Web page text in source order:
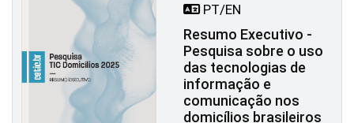
PT/EN
Resumo Executivo -
Pesquisa sobre o uso
das tecnologias de
informação e
comunicação nos
domicílios brasileiros